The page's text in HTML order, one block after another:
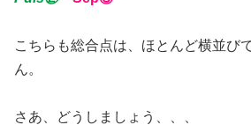
こちらも総合点は、ほとんど横並び
ん。
さあ、どうしましょう、、、